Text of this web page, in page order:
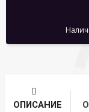
ОПИСАНИЕ